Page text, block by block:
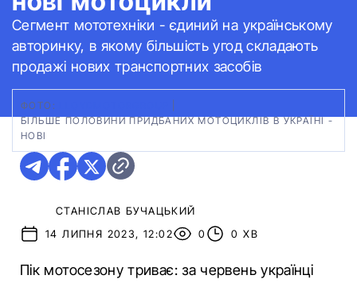
Сегмент мототехніки - єдиний на українському
авторинку, в якому більшість угод складають
продажі нових транспортних засобів
ФОТО:
БІЛЬШЕ ПОЛОВИНИ ПРИДБАНИХ МОТОЦИКЛІВ В УКРАЇНІ -
НОВІ
СТАНІСЛАВ БУЧАЦЬКИЙ
14 ЛИПНЯ 2023, 12:02
0 0 ХВ
Пік мотосезону триває: за червень українці